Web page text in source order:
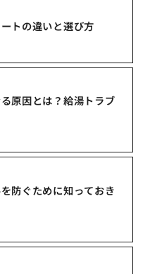
トの違いと選び方
原因とは？給湯トラブ
防ぐために知っておき